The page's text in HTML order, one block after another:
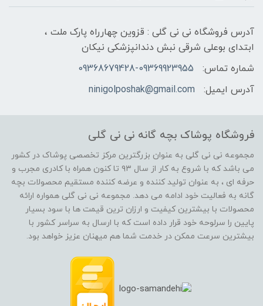
آدرس فروشگاه نی نی گلی : قزوین چهارراه پارک ملت ،
ابتدای بوعلی شرقی نبش دندانپزشکی نیکان
شماره تماس:
09368679428-09369923955
آدرس ایمیل:
ninigolposhak@gmail.com
فروشگاه پوشاک بچه گانه نی نی گلی
مجموعه نی نی گلی به عنوان بزرگترین مرکز تخصصی پوشاک در کشور
می باشد که با شروع به کار از سال ۹۳ تا کنون همراه با کادری مجرب و
حرفه ای ، به عنوان تولید کننده و عرضه کننده مستقیم محصولات بچه
گانه به فعالیت خود ادامه می دهد. مجموعه نی نی گلی همواره ارائه
محصولات با بیشترین کیفیت و ارزان ترین قیمت ها با سود بسیار
پایین را سرلوحه خود قرار داده است که با ارسال به سراسر کشور با
بیشترین سرعت ممکن در خدمت شما هم میهنان عزیز خواهد بود.